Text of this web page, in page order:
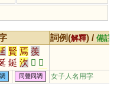
詞例(解釋) / 備註
賢 焉 羨
鋋 㳄 𣶜 𣶛
橪 漹 娹 妶
絃 蜒 唌
同聲同調 女子人名用字